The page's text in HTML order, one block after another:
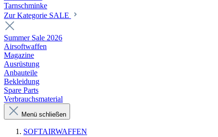
Tarnschminke
Zur Kategorie SALE
Summer Sale 2026
Airsoftwaffen
Magazine
Ausrüstung
Anbauteile
Bekleidung
Spare Parts
Verbrauchsmaterial
Menü schließen
SOFTAIRWAFFEN